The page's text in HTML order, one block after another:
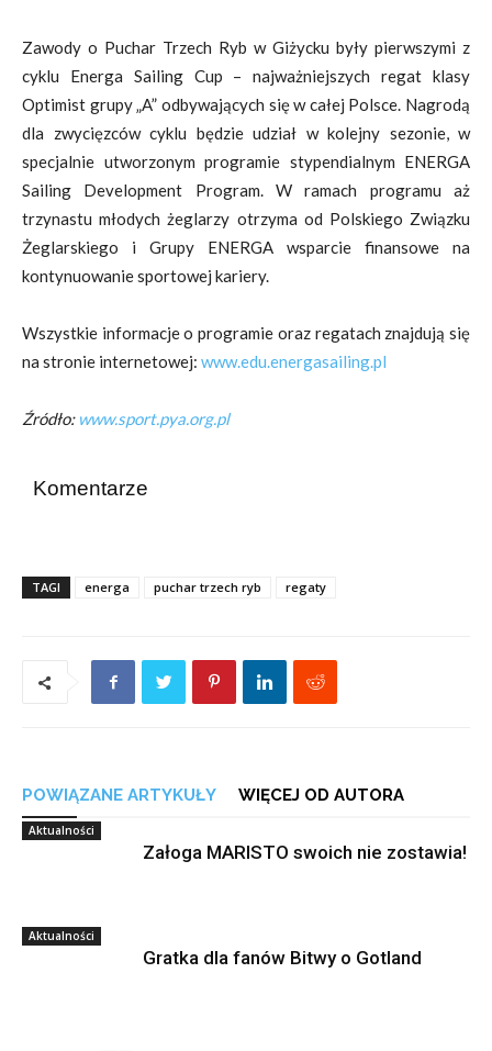
Zawody o Puchar Trzech Ryb w Giżycku były pierwszymi z
cyklu Energa Sailing Cup – najważniejszych regat klasy
Optimist grupy „A” odbywających się w całej Polsce. Nagrodą
dla zwycięzców cyklu będzie udział w kolejny sezonie, w
specjalnie utworzonym programie stypendialnym ENERGA
Sailing Development Program. W ramach programu aż
trzynastu młodych żeglarzy otrzyma od Polskiego Związku
Żeglarskiego i Grupy ENERGA wsparcie finansowe na
kontynuowanie sportowej kariery.
Wszystkie informacje o programie oraz regatach znajdują się
na stronie internetowej: www.edu.energasailing.pl
Źródło: www.sport.pya.org.pl
Komentarze
TAGI energa puchar trzech ryb regaty
POWIĄZANE ARTYKUŁY WIĘCEJ OD AUTORA
Aktualności
Załoga MARISTO swoich nie zostawia!
Aktualności
Gratka dla fanów Bitwy o Gotland